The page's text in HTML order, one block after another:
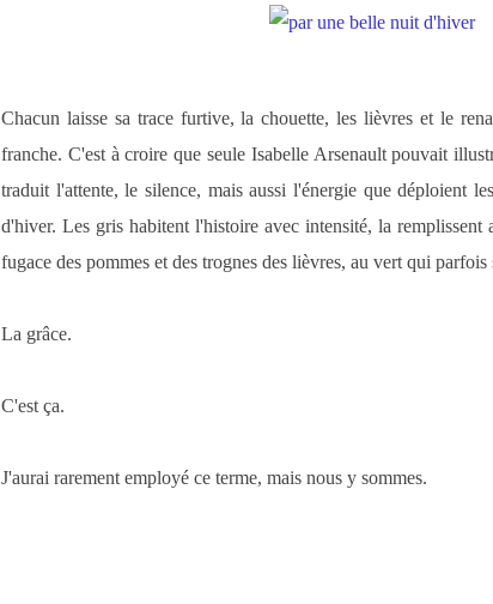
Chacun laisse sa trace furtive,la chouette, les lièvres et le
franche. C'est à croire que seule Isabelle Arsenault pouvait
traduit l'attente, le silence, mais aussi l'énergie que déploient
d'hiver. Les gris habitent l'histoire avec intensité, la remplissent
fugace des pommes et des trognes des lièvres, au vert qui parfois
La grâce.
C'est ça.
J'aurai rarement employé ce terme, mais nous y sommes.